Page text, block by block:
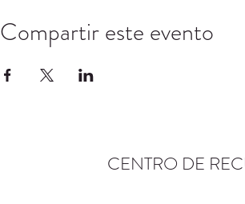
Compartir este evento
CENTRO DE